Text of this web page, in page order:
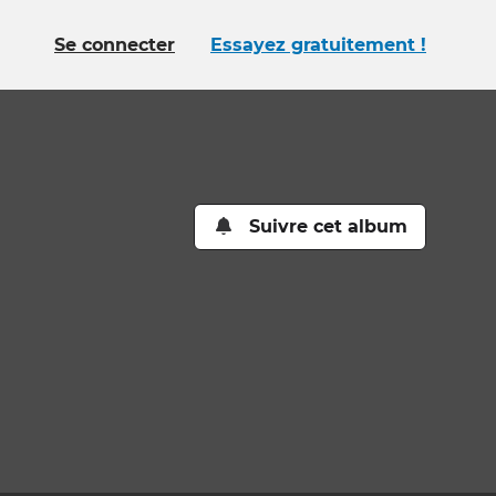
Se connecter Essayez gratuitement !
Suivre cet album